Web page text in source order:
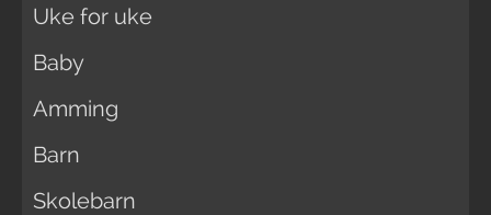
Uke for uke
Baby
Amming
Barn
Skolebarn